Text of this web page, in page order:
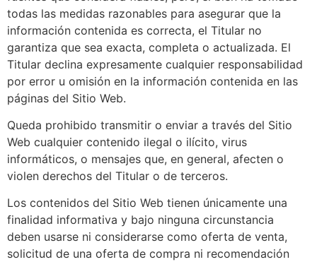
todas las medidas razonables para asegurar que la
información contenida es correcta, el Titular no
garantiza que sea exacta, completa o actualizada. El
Titular declina expresamente cualquier responsabilidad
por error u omisión en la información contenida en las
páginas del Sitio Web.
Queda prohibido transmitir o enviar a través del Sitio
Web cualquier contenido ilegal o ilícito, virus
informáticos, o mensajes que, en general, afecten o
violen derechos del Titular o de terceros.
Los contenidos del Sitio Web tienen únicamente una
finalidad informativa y bajo ninguna circunstancia
deben usarse ni considerarse como oferta de venta,
solicitud de una oferta de compra ni recomendación